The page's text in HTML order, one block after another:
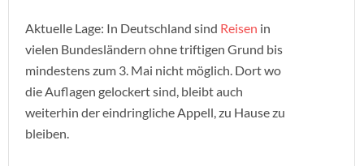
Aktuelle Lage: In Deutschland sind Reisen in
vielen Bundesländern ohne triftigen Grund bis
mindestens zum 3. Mai nicht möglich. Dort wo
die Auflagen gelockert sind, bleibt auch
weiterhin der eindringliche Appell, zu Hause zu
bleiben.